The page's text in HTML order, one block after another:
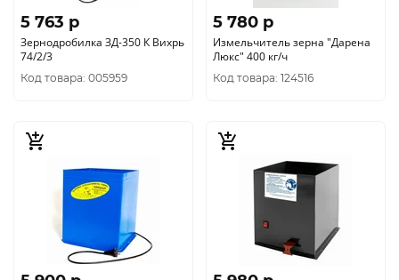
5 763 p
Зернодробилка ЗД-350 К Вихрь
74/2/3
Код товара: 005959
5 780 p
Измельчитель зерна "Дарена
Люкс" 400 кг/ч
Код товара: 124516